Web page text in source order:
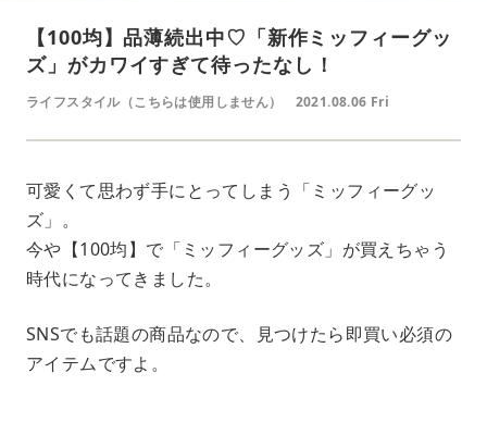
【100均】品薄続出中♡「新作ミッフィーグッ
ズ」がカワイすぎて待ったなし！
ライフスタイル（こちらは使用しません） 2021.08.06 Fri
可愛くて思わず手にとってしまう「ミッフィーグッ
ズ」。
今や【100均】で「ミッフィーグッズ」が買えちゃう
時代になってきました。
SNSでも話題の商品なので、見つけたら即買い必須の
アイテムですよ。